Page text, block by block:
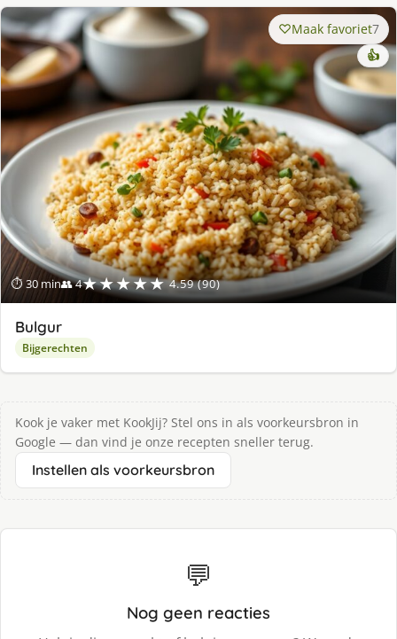
⏱ 30 min👥 4★★★★★ 4.59 (90)
Maak favoriet7
👍
Bulgur
Bijgerechten
Kook je vaker met KookJij? Stel ons in als voorkeursbron in
Google — dan vind je onze recepten sneller terug.
Instellen als voorkeursbron
💬
Nog geen reacties